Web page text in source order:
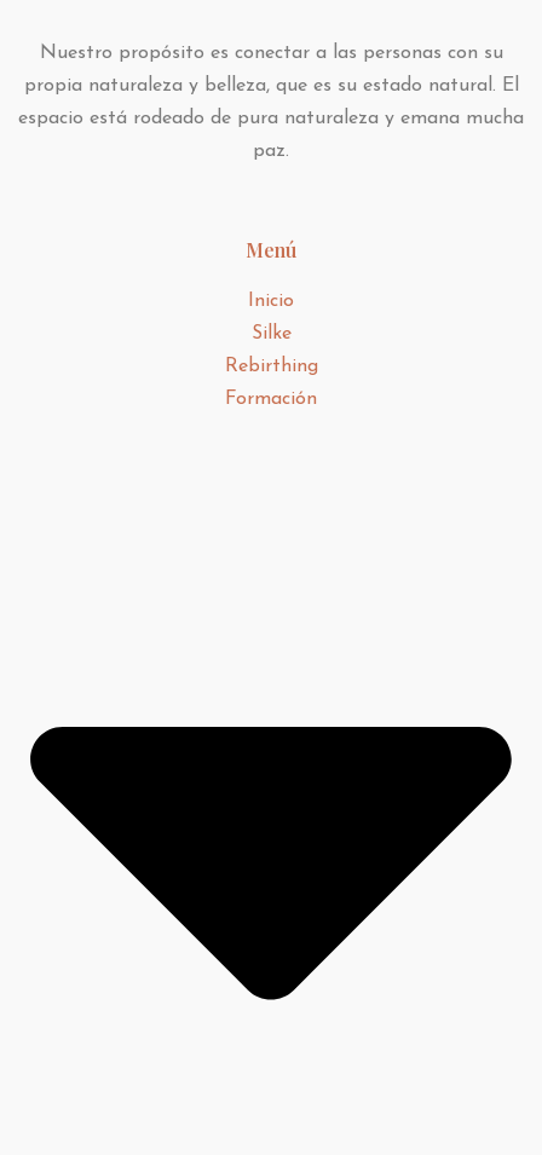
Nuestro propósito es conectar a las personas con su
propia naturaleza y belleza, que es su estado natural. El
espacio está rodeado de pura naturaleza y emana mucha
paz.
Menú
Inicio
Silke
Rebirthing
Formación